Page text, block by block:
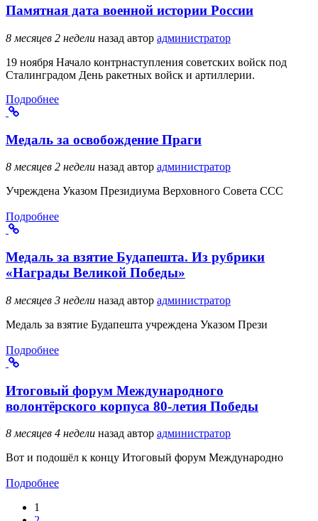
Памятная дата военной истории России
8 месяцев 2 недели назад автор администратор
19 ноября Начало контрнаступления советских войск под
Сталинградом День ракетных войск и артиллерии.
Подробнее
Медаль за освобождение Праги
8 месяцев 2 недели назад автор администратор
Учреждена Указом Президиума Верховного Совета ССС
Подробнее
Медаль за взятие Будапешта. Из рубрики
«Награды Великой Победы»
8 месяцев 3 недели назад автор администратор
Медаль за взятие Будапешта учреждена Указом Прези
Подробнее
Итоговый форум Международного
волонтёрского корпуса 80-летия Победы
8 месяцев 4 недели назад автор администратор
Вот и подошёл к концу Итоговый форум Международно
Подробнее
Страницы
1